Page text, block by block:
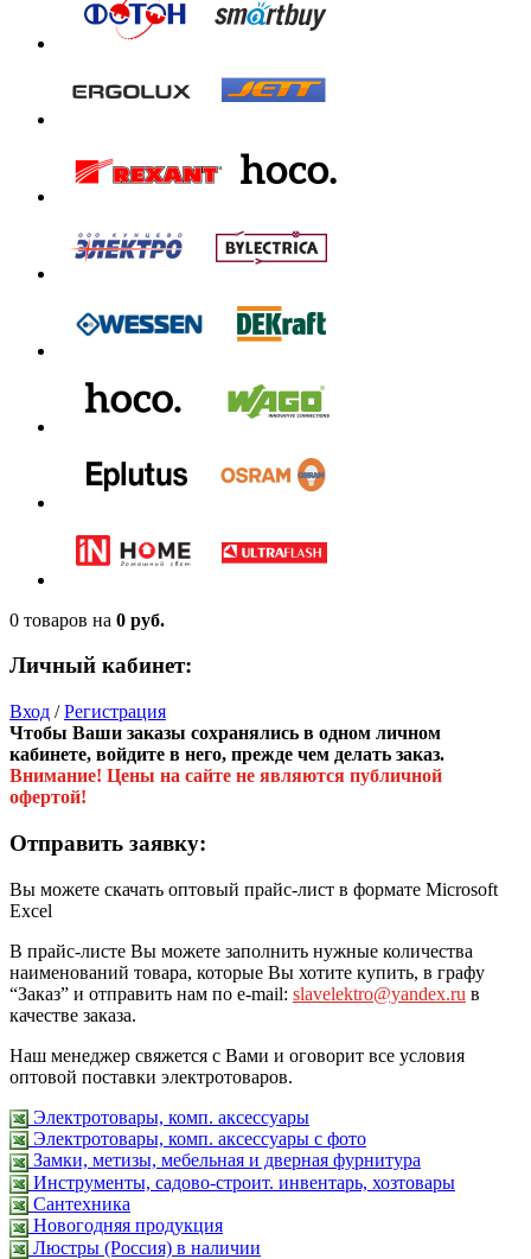
0 товаров на 0 руб.
Личный кабинет:
Вход /Регистрация
Чтобы Ваши заказы сохранялись в одном личном
кабинете, войдите в него, прежде чем делать заказ.
Внимание! Цены на сайте не являются публичной
офертой!
Отправить заявку:
Вы можете скачать оптовый прайс-лист в формате Microsoft
Excel
В прайс-листе Вы можете заполнить нужные количества
наименований товара, которые Вы хотите купить, в графу
“Заказ” и отправить нам по e-mail: slavelektro@yandex.ru в
качестве заказа.
Наш менеджер свяжется с Вами и оговорит все условия
оптовой поставки электротоваров.
Электротовары, комп. аксессуары
Электротовары, комп. аксессуары с фото
Замки, метизы, мебельная и дверная фурнитура
Инструменты, садово-строит. инвентарь, хозтовары
Сантехника
Новогодняя продукция
Люстры (Россия) в наличии